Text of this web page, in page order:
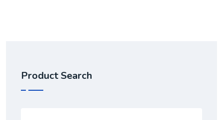
Product Search